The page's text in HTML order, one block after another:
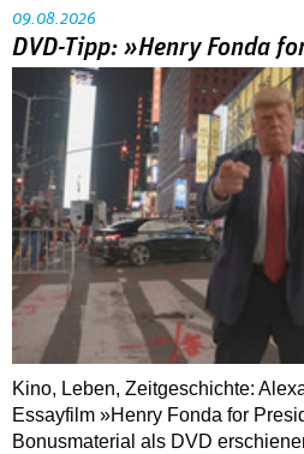
09.08.2026
DVD-Tipp: »Henry Fonda
Kino, Leben, Zeitgeschichte:
Essayfilm »Henry Fonda for
Bonusmaterial als DVD